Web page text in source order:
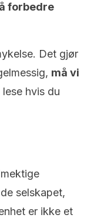
forbedre
Det gjør
må vi
hvis du
selskapet,
er ikke et